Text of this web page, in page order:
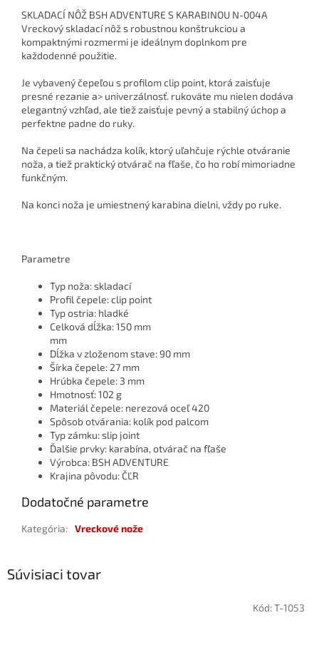
SKLADACÍ NÔŽ BSH ADVENTURE S KARABINOU N-004A
Vreckový skladací nôž s robustnou konštrukciou a
kompaktnými rozmermi je ideálnym doplnkom pre
každodenné použitie.
Je vybavený čepeľou s profilom clip point, ktorá zaisťuje
presné rezanie a> univerzálnosť. rukoväte mu nielen dodáva
elegantný vzhľad, ale tiež zaisťuje pevný a stabilný úchop a
perfektne padne do ruky.
Na čepeli sa nachádza kolík, ktorý uľahčuje rýchle otváranie
noža, a tiež praktický otvárač na fľaše, čo ho robí mimoriadne
funkčným.
Na konci noža je umiestnený karabina dielni, vždy po ruke.
Parametre
Typ noža: skladací
Profil čepele: clip point
Typ ostria: hladké
Celková dĺžka: 150 mm
mm
Dĺžka v zloženom stave: 90 mm
Šírka čepele: 27 mm
Hrúbka čepele: 3 mm
Hmotnosť: 102 g
Materiál čepele: nerezová oceľ 420
Spôsob otvárania: kolík pod palcom
Typ zámku: slip joint
Ďalšie prvky: karabína, otvárač na fľaše
Výrobca: BSH ADVENTURE
Krajina pôvodu: ČĽR
Dodatočné parametre
Kategória: Vreckové nože
Súvisiaci tovar
Kód:T-1053